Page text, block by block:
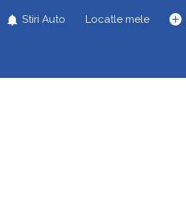
Stiri Auto Locatle mele